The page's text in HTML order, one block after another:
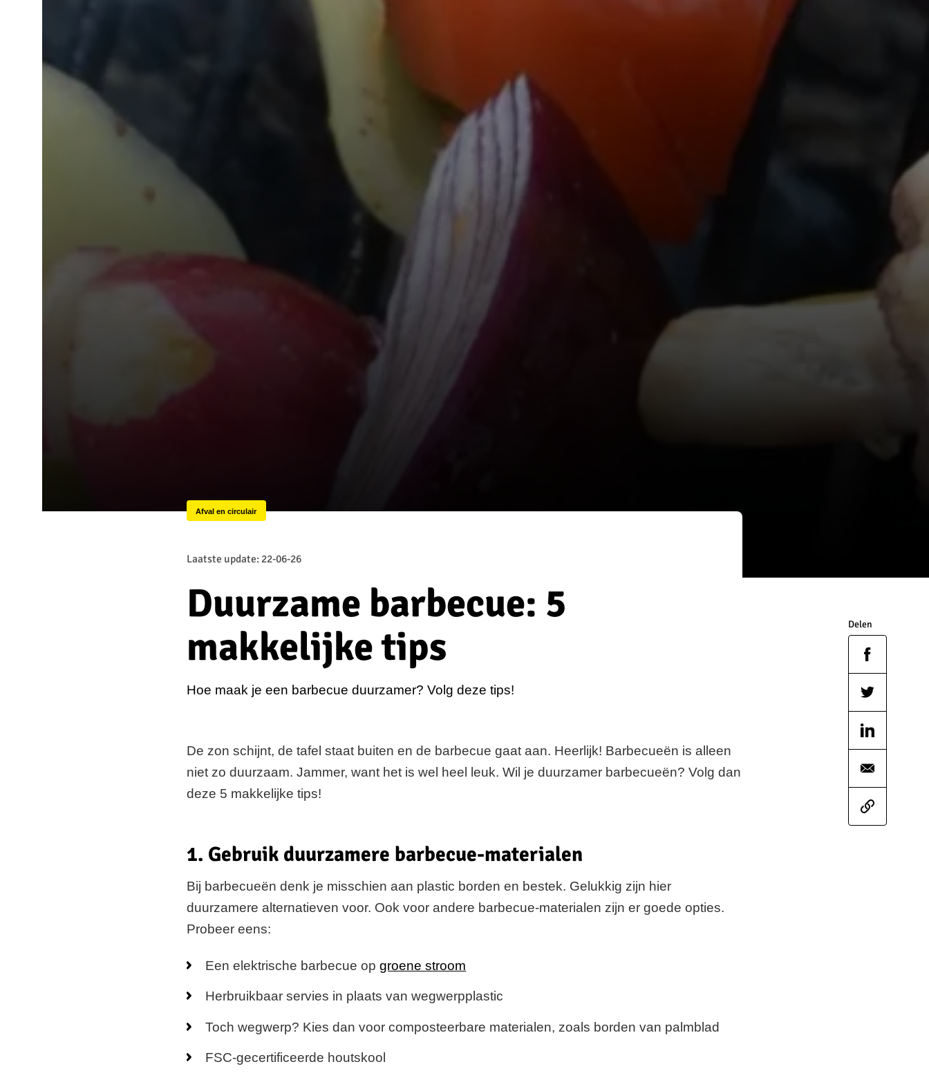
Afval en circulair
Laatste update: 22-06-26
Duurzame barbecue: 5
makkelijke tips
Hoe maak je een barbecue duurzamer? Volg deze tips!
De zon schijnt, de tafel staat buiten en de barbecue gaat aan. Heerlijk! Barbecueën is alleen
niet zo duurzaam. Jammer, want het is wel heel leuk. Wil je duurzamer barbecueën? Volg dan
deze 5 makkelijke tips!
1. Gebruik duurzamere barbecue-materialen
Bij barbecueën denk je misschien aan plastic borden en bestek. Gelukkig zijn hier
duurzamere alternatieven voor. Ook voor andere barbecue-materialen zijn er goede opties.
Probeer eens:
Een elektrische barbecue opgroene stroom
Herbruikbaar servies in plaats van wegwerpplastic
Toch wegwerp? Kies dan voor composteerbare materialen, zoals borden van palmblad
FSC-gecertificeerde houtskool
Delen